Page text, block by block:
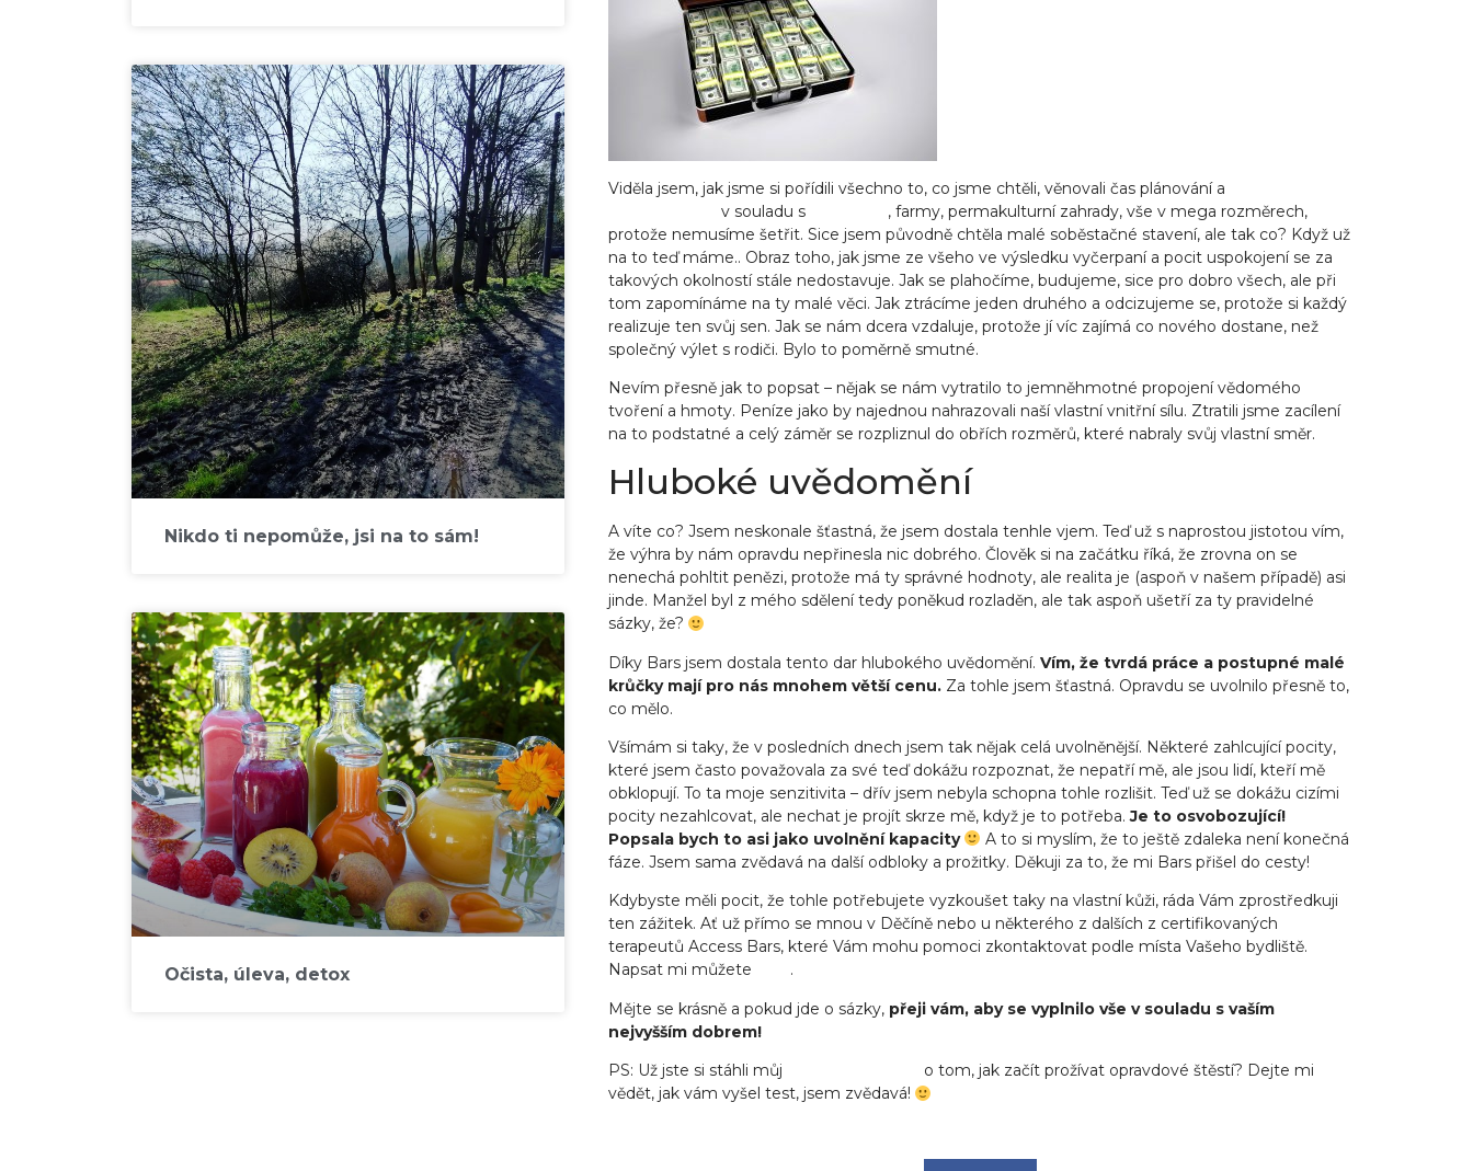
Nikdo ti nepomůže, jsi na to sám!
Očista, úleva, detox
Viděla jsem, jak jsme si pořídili všechno to, co jsme chtěli, věnovali čas plánování a
v souladu s
, farmy, permakulturní zahrady, vše v mega rozměrech,
protože nemusíme šetřit. Sice jsem původně chtěla malé soběstačné stavení, ale tak co? Když už
na to teď máme.. Obraz toho, jak jsme ze všeho ve výsledku vyčerpaní a pocit uspokojení se za
takových okolností stále nedostavuje. Jak se plahočíme, budujeme, sice pro dobro všech, ale při
tom zapomínáme na ty malé věci. Jak ztrácíme jeden druhého a odcizujeme se, protože si každý
realizuje ten svůj sen. Jak se nám dcera vzdaluje, protože jí víc zajímá co nového dostane, než
společný výlet s rodiči. Bylo to poměrně smutné.
Nevím přesně jak to popsat – nějak se nám vytratilo to jemněhmotné propojení vědomého
tvoření a hmoty. Peníze jako by najednou nahrazovali naší vlastní vnitřní sílu. Ztratili jsme zacílení
na to podstatné a celý záměr se rozpliznul do obřích rozměrů, které nabraly svůj vlastní směr.
Hluboké uvědomění
A víte co? Jsem neskonale šťastná, že jsem dostala tenhle vjem. Teď už s naprostou jistotou vím,
že výhra by nám opravdu nepřinesla nic dobrého. Člověk si na začátku říká, že zrovna on se
nenechá pohltit penězi, protože má ty správné hodnoty, ale realita je (aspoň v našem případě) asi
jinde. Manžel byl z mého sdělení tedy poněkud rozladěn, ale tak aspoň ušetří za ty pravidelné
sázky, že?
Díky Bars jsem dostala tento dar hlubokého uvědomění. Vím, že tvrdá práce a postupné malé
krůčky mají pro nás mnohem větší cenu.Za tohle jsem šťastná. Opravdu se uvolnilo přesně to,
co mělo.
Všímám si taky, že v posledních dnech jsem tak nějak celá uvolněnější. Některé zahlcující pocity,
které jsem často považovala za své teď dokážu rozpoznat, že nepatří mě, ale jsou lidí, kteří mě
obklopují. To ta moje senzitivita – dřív jsem nebyla schopna tohle rozlišit. Teď už se dokážu cizími
pocity nezahlcovat, ale nechat je projít skrze mě, když je to potřeba.Je to osvobozující!
Popsala bych to asi jako uvolnění kapacity
A to si myslím, že to ještě zdaleka není konečná
fáze. Jsem sama zvědavá na další odbloky a prožitky. Děkuji za to, že mi Bars přišel do cesty!
Kdybyste měli pocit, že tohle potřebujete vyzkoušet taky na vlastní kůži, ráda Vám zprostředkuji
ten zážitek. Ať už přímo se mnou v Děčíně nebo u některého z dalších z certifikovaných
terapeutů Access Bars, které Vám mohu pomoci zkontaktovat podle místa Vašeho bydliště.
Napsat mi můžete
.
Mějte se krásně a pokud jde o sázky, přeji vám, aby se vyplnilo vše v souladu s vaším
nejvyšším dobrem!
PS: Už jste si stáhli můj
o tom, jak začít prožívat opravdové štěstí? Dejte mi
vědět, jak vám vyšel test, jsem zvědavá!